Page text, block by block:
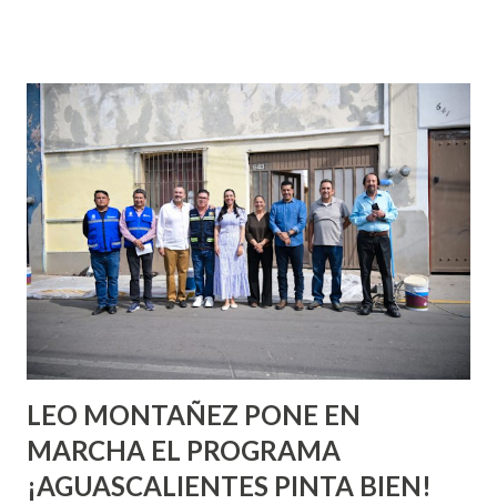
conoces ni la mitad de lo que deberías saber. Pero incluso
quienes ya han tenido relaciones sexuales no son expertos
o expertas en el tema. Siempre hay algo nuevo que
aprender y nuevas experiencias que conocer. Si eres una
chica y aún no has tenido relaciones sexuales, tal vez
pienses que el sexo será increíble y no puedas esperar para
experimentarlo, pero como cualquier persona con
experiencia te dirá, siempre es mejor cuando ambas partes
son suficientemen...
LEO MONTAÑEZ PONE EN
MARCHA EL PROGRAMA
¡AGUASCALIENTES PINTA BIEN!